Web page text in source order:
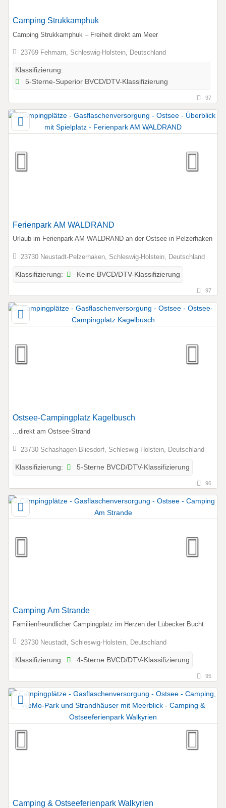
Camping Strukkamphuk
Camping Strukkamphuk – Freiheit direkt am Meer
23769 Fehmarn, Schleswig-Holstein, Deutschland
Klassifizierung:
5-Sterne-Superior BVCD/DTV-Klassifizierung
97
Ferienpark AM WALDRAND
Urlaub im Ferienpark AM WALDRAND an der Ostsee in Pelzerhaken
23730 Neustadt-Pelzerhaken, Schleswig-Holstein, Deutschland
Klassifizierung: Keine BVCD/DTV-Klassifizierung
97
Ostsee-Campingplatz Kagelbusch
...direkt am Ostsee-Strand
23730 Schashagen-Bliesdorf, Schleswig-Holstein, Deutschland
Klassifizierung: 5-Sterne BVCD/DTV-Klassifizierung
96
Camping Am Strande
Familienfreundlicher Campingplatz im Herzen der Lübecker Bucht
23730 Neustadt, Schleswig-Holstein, Deutschland
Klassifizierung: 4-Sterne BVCD/DTV-Klassifizierung
95
Camping & Ostseeferienpark Walkyrien